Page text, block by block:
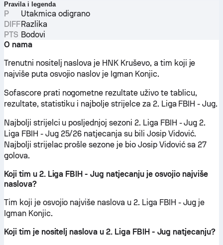
Pravila i legenda
P
Utakmica odigrano
DIFFRazlika
PTS Bodovi
O nama
Trenutni nositelj naslova je HNK Kruševo, a tim koji je
najviše puta osvojio naslov je Igman Konjic.
Sofascore prati nogometne rezultate uživo te tablicu,
rezultate, statistiku i najbolje strijelce za 2. Liga FBIH - Jug.
Najbolji strijelci u posljednjoj sezoni 2. Liga FBIH - Jug 2.
Liga FBIH - Jug 25/26 natjecanja su bili Josip Vidović.
Najbolji strijelac prošle sezone je bio Josip Vidović sa 27
golova.
Koji tim u 2. Liga FBIH - Jug natjecanju je osvojio najviše
naslova?
Tim koji je osvojio najviše naslova u 2. Liga FBIH - Jug je
Igman Konjic.
Koji tim je nositelj naslova u 2. Liga FBIH - Jug natjecanju?